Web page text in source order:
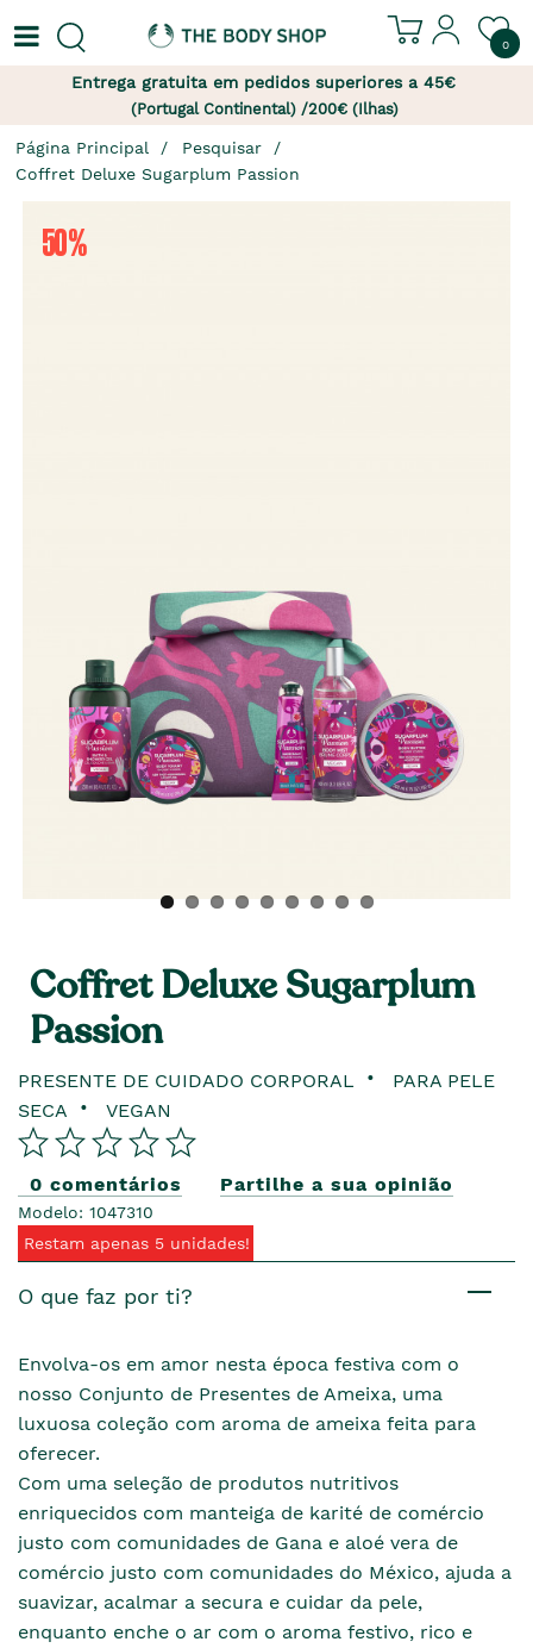
0
Entrega gratuita em pedidos superiores a 45€
(Portugal Continental) /200€ (Ilhas)
Página Principal
Pesquisar
Coffret Deluxe Sugarplum Passion
Coffret Deluxe Sugarplum
Passion
PRESENTE DE CUIDADO CORPORAL
PARA PELE
SECA
VEGAN
0 comentários Partilhe a sua opinião
Modelo: 1047310
Restam apenas 5 unidades!
O que faz por ti?
Envolva-os em amor nesta época festiva com o
nosso Conjunto de Presentes de Ameixa, uma
luxuosa coleção com aroma de ameixa feita para
oferecer.
Com uma seleção de produtos nutritivos
enriquecidos com manteiga de karité de comércio
justo com comunidades de Gana e aloé vera de
comércio justo com comunidades do México, ajuda a
suavizar, acalmar a secura e cuidar da pele,
enquanto enche o ar com o aroma festivo, rico e